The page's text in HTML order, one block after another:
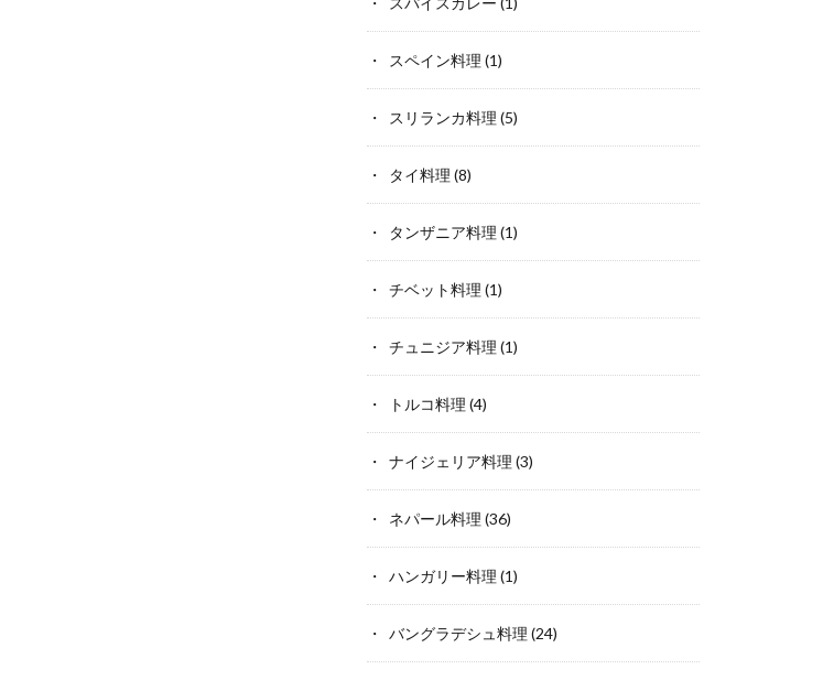
スペイン料理 (1)
スリランカ料理 (5)
タイ料理 (8)
タンザニア料理 (1)
チベット料理 (1)
チュニジア料理 (1)
トルコ料理 (4)
ナイジェリア料理 (3)
ネパール料理 (36)
ハンガリー料理 (1)
バングラデシュ料理 (24)